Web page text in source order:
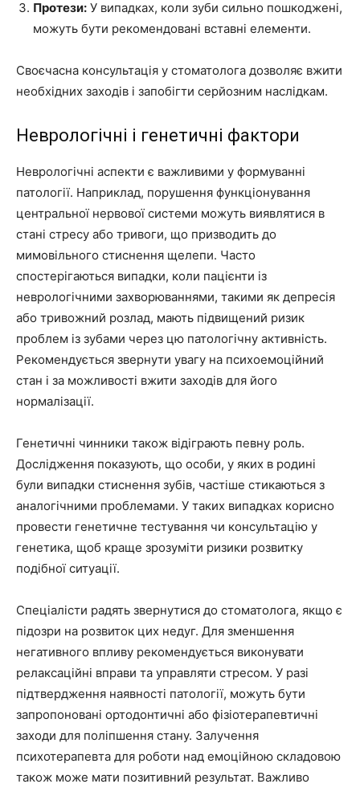
Протези: У випадках, коли зуби сильно пошкоджені,
можуть бути рекомендовані вставні елементи.
Своєчасна консультація у стоматолога дозволяє вжити
необхідних заходів і запобігти серйозним наслідкам.
Неврологічні і генетичні фактори
Неврологічні аспекти є важливими у формуванні
патології. Наприклад, порушення функціонування
центральної нервової системи можуть виявлятися в
стані стресу або тривоги, що призводить до
мимовільного стиснення щелепи. Часто
спостерігаються випадки, коли пацієнти із
неврологічними захворюваннями, такими як депресія
або тривожний розлад, мають підвищений ризик
проблем із зубами через цю патологічну активність.
Рекомендується звернути увагу на психоемоційний
стан і за можливості вжити заходів для його
нормалізації.
Генетичні чинники також відіграють певну роль.
Дослідження показують, що особи, у яких в родині
були випадки стиснення зубів, частіше стикаються з
аналогічними проблемами. У таких випадках корисно
провести генетичне тестування чи консультацію у
генетика, щоб краще зрозуміти ризики розвитку
подібної ситуації.
Спеціалісти радять звернутися до стоматолога, якщо є
підозри на розвиток цих недуг. Для зменшення
негативного впливу рекомендується виконувати
релаксаційні вправи та управляти стресом. У разі
підтвердження наявності патології, можуть бути
запропоновані ортодонтичні або фізіотерапевтичні
заходи для поліпшення стану. Залучення
психотерапевта для роботи над емоційною складовою
також може мати позитивний результат. Важливо